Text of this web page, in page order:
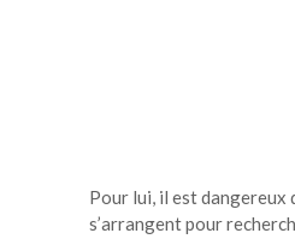
Pour lui, il est dangereux
s’arrangent pour